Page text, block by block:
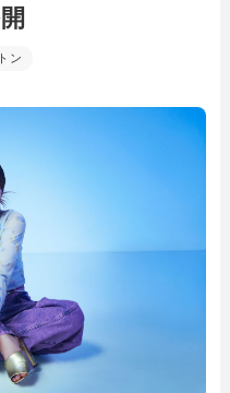
ン